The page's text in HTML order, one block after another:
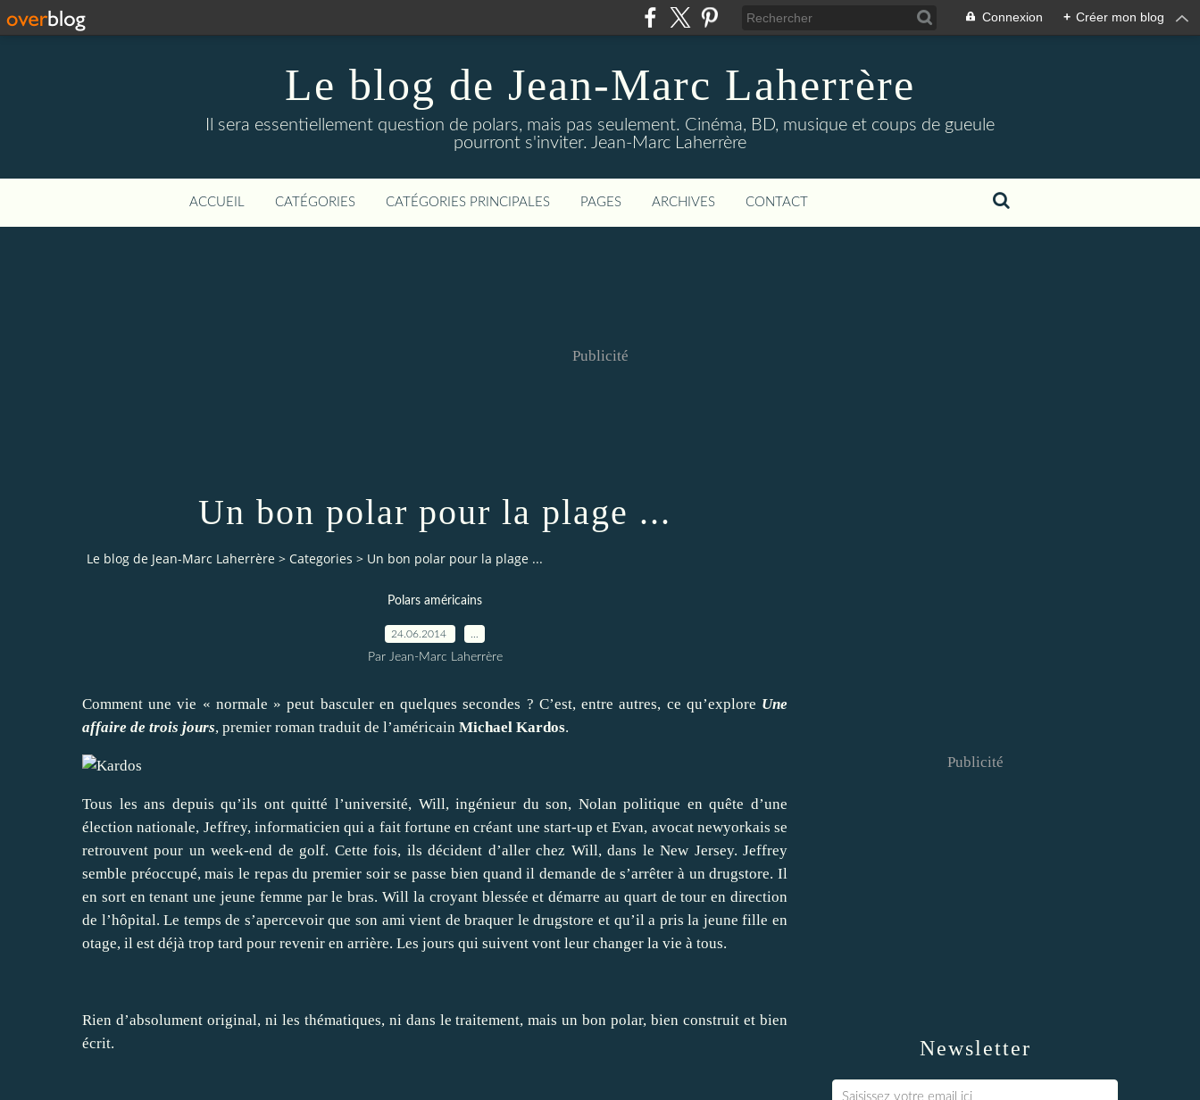
Connexion + Créer mon blog
Le blog de Jean-Marc Laherrère
Il sera essentiellement question de polars, mais pas seulement. Cinéma, BD, musique et coups de gueule
pourront s'inviter. Jean-Marc Laherrère
ACCUEIL CATÉGORIES CATÉGORIES PRINCIPALES PAGES ARCHIVES CONTACT
Publicité
Un bon polar pour la plage ...
Le blog de Jean-Marc Laherrère > Categories > Un bon polar pour la plage ...
Polars américains
24.06.2014
Par Jean-Marc Laherrère
Comment une vie « normale » peut basculer en quelques secondes ? C’est, entre autres, ce qu’explore Une
affaire de trois jours, premier roman traduit de l’américain Michael Kardos.
Tous les ans depuis qu’ils ont quitté l’université, Will, ingénieur du son, Nolan politique en quête d’une
élection nationale, Jeffrey, informaticien qui a fait fortune en créant une start-up et Evan, avocat newyorkais se
retrouvent pour un week-end de golf. Cette fois, ils décident d’aller chez Will, dans le New Jersey. Jeffrey
semble préoccupé, mais le repas du premier soir se passe bien quand il demande de s’arrêter à un drugstore. Il
en sort en tenant une jeune femme par le bras. Will la croyant blessée et démarre au quart de tour en direction
de l’hôpital. Le temps de s’apercevoir que son ami vient de braquer le drugstore et qu’il a pris la jeune fille en
otage, il est déjà trop tard pour revenir en arrière. Les jours qui suivent vont leur changer la vie à tous.
Rien d’absolument original, ni les thématiques, ni dans le traitement, mais un bon polar, bien construit et bien
écrit.
Newsletter
Publicité